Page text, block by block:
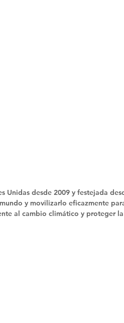
desde 2009 y festejada
y movilizarlo eficazmente
al cambio climático y proteger